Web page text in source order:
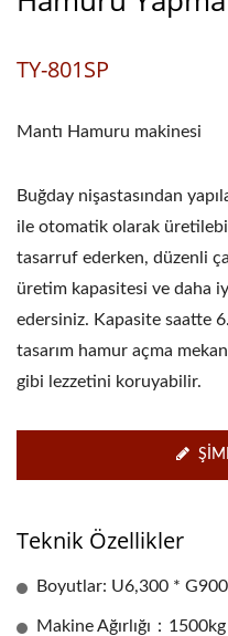
TY-801SP
Mantı Hamuru makinesi
Buğday nişastasından
ile otomatik olarak
tasarruf ederken, düzenli
üretim kapasitesi ve daha
edersiniz. Kapasite saatte
tasarım hamur açma
gibi lezzetini koruyabilir.
Teknik Özellikler
Boyutlar: U6,300 *
Makine Ağırlığı：1500kg